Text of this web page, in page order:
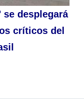
se desplegará
críticos del